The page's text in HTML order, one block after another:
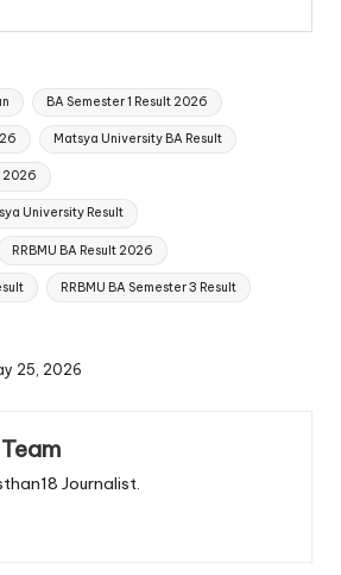
BA Semester 1 Result 2026
Matsya University BA Result
2026
University Result
RRBMU BA Result 2026
RRBMU BA Semester 3 Result
25, 2026
Journalist.